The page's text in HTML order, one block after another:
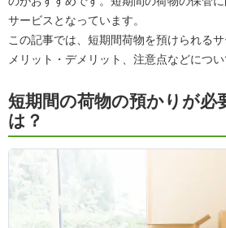
サービスとなっています。
この記事では、短期間荷物を預けられる
メリット・デメリット、注意点などについ
短期間の荷物の預かりが必
は？